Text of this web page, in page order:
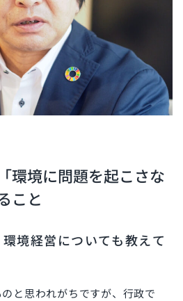
環境に問題を起こさな
こと
境経営についても教えて
と思われがちですが、行政で